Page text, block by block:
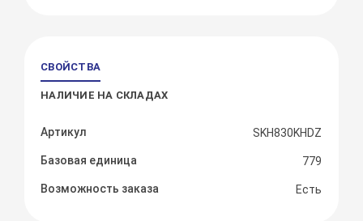
СВОЙСТВА
НАЛИЧИЕ НА СКЛАДАХ
Артикул SKH830KHDZ
Базовая единица 779
Возможность заказа Есть